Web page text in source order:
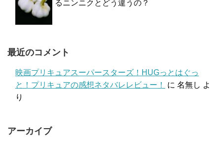
るニンニクとどう違うの？
最近のコメント
映画プリキュアスーパースターズ！HUGっとはぐっ
と！プリキュアの感想ネタバレレビュー！
に 名無し よ
り
アーカイブ